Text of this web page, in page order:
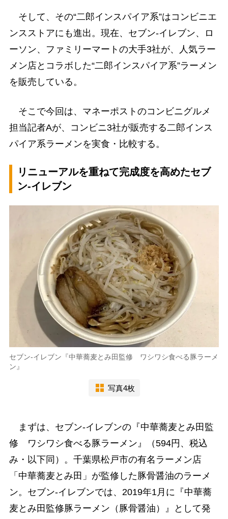
そして、その“二郎インスパイア系”はコンビニエ
ンスストアにも進出。現在、セブン-イレブン、ロ
ーソン、ファミリーマートの大手3社が、人気ラー
メン店とコラボした“二郎インスパイア系”ラーメン
を販売している。
そこで今回は、マネーポストのコンビニグルメ
担当記者Aが、コンビニ3社が販売する二郎インス
パイア系ラーメンを実食・比較する。
リニューアルを重ねて完成度を高めたセブ
ン-イレブン
セブン-イレブン『中華蕎麦とみ田監修 ワシワシ食べる豚ラーメ
ン』
写真4枚
まずは、セブン-イレブンの『中華蕎麦とみ田監
修 ワシワシ食べる豚ラーメン』（594円、税込
み・以下同）。千葉県松戸市の有名ラーメン店
「中華蕎麦とみ田」が監修した豚骨醤油のラーメ
ン。セブン-イレブンでは、2019年1月に『中華蕎
麦とみ田監修豚ラーメン（豚骨醤油）』として発